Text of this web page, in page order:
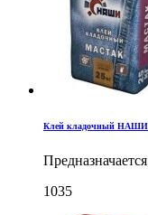
Клей кладочный
1035